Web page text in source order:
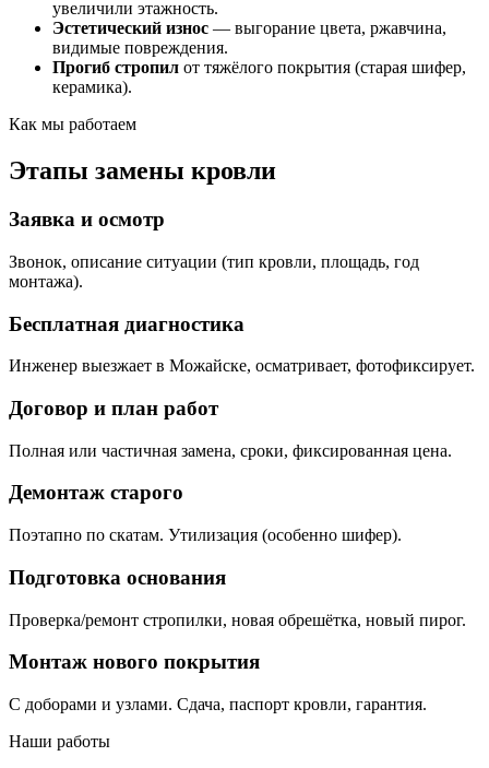
увеличили этажность.
Эстетический износ — выгорание цвета, ржавчина,
видимые повреждения.
Прогиб стропил от тяжёлого покрытия (старая шифер,
керамика).
Как мы работаем
Этапы замены кровли
Заявка и осмотр
Звонок, описание ситуации (тип кровли, площадь, год
монтажа).
Бесплатная диагностика
Инженер выезжает в Можайске, осматривает, фотофиксирует.
Договор и план работ
Полная или частичная замена, сроки, фиксированная цена.
Демонтаж старого
Поэтапно по скатам. Утилизация (особенно шифер).
Подготовка основания
Проверка/ремонт стропилки, новая обрешётка, новый пирог.
Монтаж нового покрытия
С доборами и узлами. Сдача, паспорт кровли, гарантия.
Наши работы